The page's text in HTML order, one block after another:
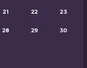
21 22 23
28 29 30